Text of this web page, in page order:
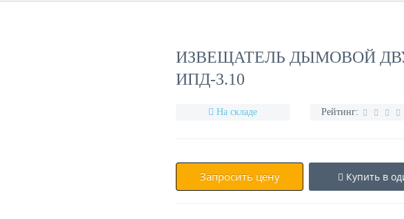
ИЗВЕЩАТЕЛЬ ДЫМОВОЙ
ИПД-3.10
На складе Рейтинг:
Запросить цену Купить в